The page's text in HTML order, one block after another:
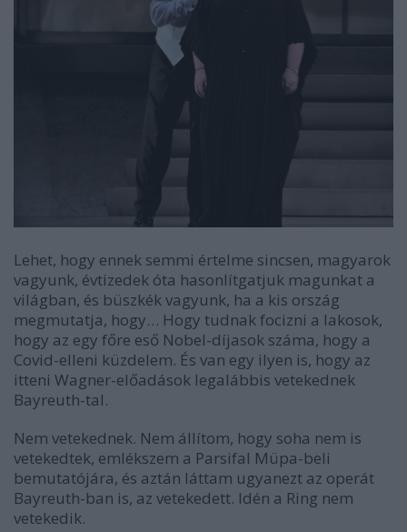
Lehet, hogy ennek semmi értelme sincsen, magyarok
vagyunk, évtizedek óta hasonlítgatjuk magunkat a
világban, és büszkék vagyunk, ha a kis ország
megmutatja, hogy… Hogy tudnak focizni a lakosok,
hogy az egy főre eső Nobel-díjasok száma, hogy a
Covid-elleni küzdelem. És van egy ilyen is, hogy az
itteni Wagner-előadások legalábbis vetekednek
Bayreuth-tal.
Nem vetekednek. Nem állítom, hogy soha nem is
vetekedtek, emlékszem a Parsifal Müpa-beli
bemutatójára, és aztán láttam ugyanezt az operát
Bayreuth-ban is, az vetekedett. Idén a Ring nem
vetekedik.